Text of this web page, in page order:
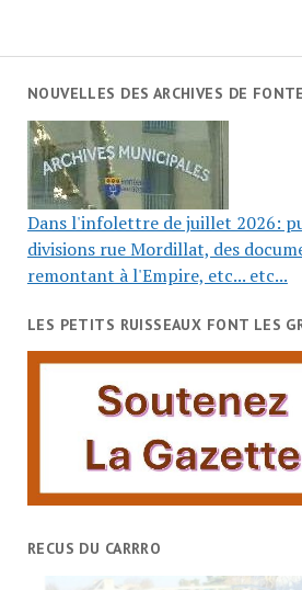
NOUVELLES DES ARCHIVES DE
Dans l'infolettre de juillet 2026:
divisions rue Mordillat, des
remontant à l'Empire, etc... etc...
LES PETITS RUISSEAUX FONT LES
RECUS DU CARRRO